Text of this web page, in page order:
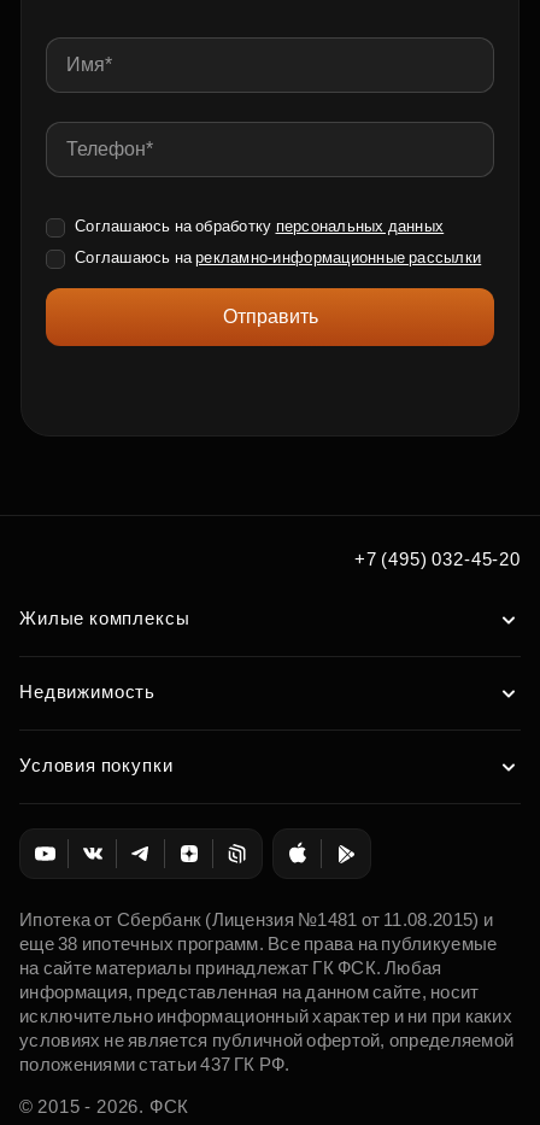
Соглашаюсь на обработку персональных данных
Соглашаюсь нарекламно-информационные рассылки
Отправить
+7 (495) 032-45-20
Жилые комплексы
Недвижимость
Условия покупки
Ипотека от Сбербанк (Лицензия №1481 от 11.08.2015) и
еще 38 ипотечных программ. Все права на публикуемые
на сайте материалы принадлежат ГК ФСК. Любая
информация, представленная на данном сайте, носит
исключительно информационный характер и ни при каких
условиях не является публичной офертой, определяемой
положениями статьи 437 ГК РФ.
© 2015 - 2026. ФСК